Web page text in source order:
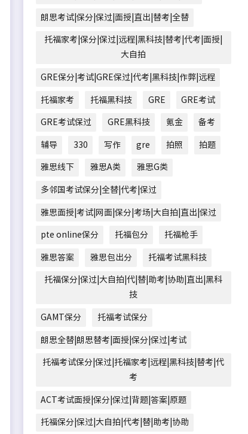
朗思考试|保分|保过|面授|直出|替考|全替
托福家考|保分|保过|远程|黑科技|替考|代考|面授|
大自拍
GRE保分|考试|GRE保过|代考|黑科技|作弊|远程
托福家考 托福黑科技 GRE GRE考试
GRE考试保过 GRE黑科技 氪金 备考
辅导 330 写作 gre 拍照 拍题
雅思线下 雅思A类 雅思G类
多邻国考试保分|全替|代考|保过
雅思面授|考试|网面|保分|考场|大自拍|直出|保过
pte online保分 托福包分 托福枪手
雅思答案 雅思包出分 托福考试黑科技
托福保分|保过|大自拍|代|替|助考|协助|直出|黑科
技
GAMT保分 托福考试保分
朗思全替|朗思替考|面授|保分|保过|考试
托福考试保分|保过|托福家考|远程|黑科技|替考|代
考
ACT考试面授|保分|保过|背题|答案|原题
托福保分|保过|大自拍|代考|替|助考|协助